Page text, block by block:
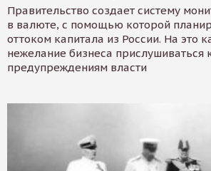
Правительство создает систему
в валюте, с помощью которой
оттоком капитала из России. На это
нежелание бизнеса прислушиваться
предупреждениям власти